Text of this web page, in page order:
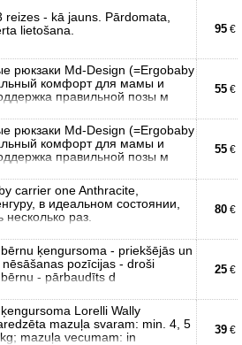
reizes - kā jauns. Pārdomata,
lietošana.
95 €
рюкзаки Md-Design (=Ergobaby
комфорт для мамы и
правильной позы м
55 €
рюкзаки Md-Design (=Ergobaby
комфорт для мамы и
правильной позы м
55 €
carrier one Anthracite,
в идеальном состоянии,
несколько раз.
80 €
ķengursoma - priekšējās un
pozīcijas - droši
- pārbaudīts d
25 €
Lorelli Wally
mazuļa svaram: min. 4, 5
mazuļa vecumam: in
39 €